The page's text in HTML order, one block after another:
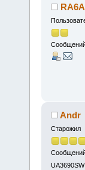
RA6A
Andr
Старожил